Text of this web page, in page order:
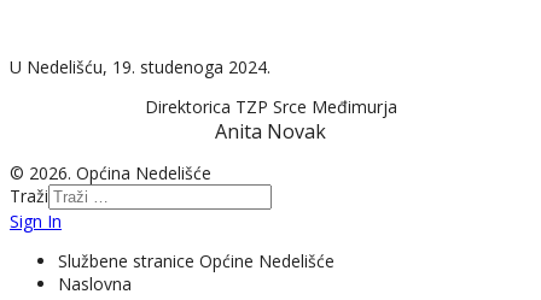
U Nedelišću, 19. studenoga 2024.
Direktorica TZP Srce Međimurja
Anita Novak
© 2026. Općina Nedelišće
Traži
Sign In
Službene stranice Općine Nedelišće
Naslovna